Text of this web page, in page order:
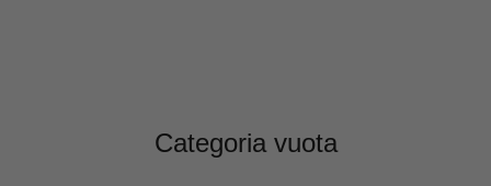
Categoria vuota